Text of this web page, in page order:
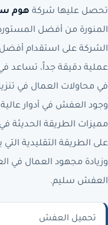
تحصل عليها شركة هوم
المنورة من أفضل
الشركة على استقدام أفضل
عملية دقيقة جداً، تساعد
في محاولات العمال في
وجود العفش في أدوار
مميزات الطريقة الحديثة
على الطريقة التقليدية
وزيادة مجهود العمال في
العفش سليم.
تحميل العفش